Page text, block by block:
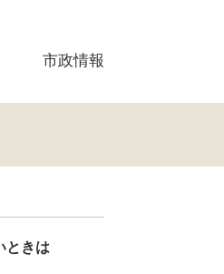
市政情報
ときは